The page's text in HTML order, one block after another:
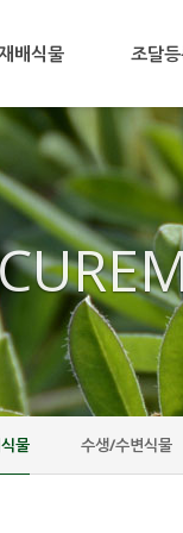
배식물 조달
물 수생/수변식물